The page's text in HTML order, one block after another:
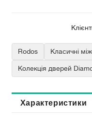
Rodos Класичні
Колекція дверей
Характеристики